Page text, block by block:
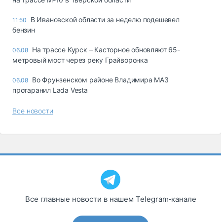
11:50
В Ивановской области за неделю подешевел
бензин
06.08 На трассе Курск – Касторное обновляют 65-
метровый мост через реку Грайворонка
06.08 Во Фрунзенском районе Владимира МАЗ
протаранил Lada Vesta
Все новости
Все главные новости в нашем Telegram‑канале